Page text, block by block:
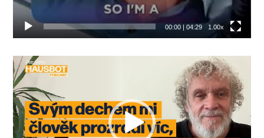
00:00| 04:29 1.00x
Video
přehrávač